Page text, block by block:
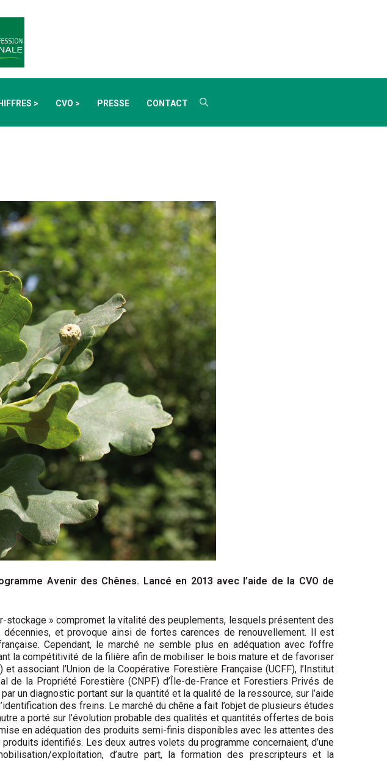
> CVO > PRESSE CONTACT
Avenir des Chênes. Lancé en 2013 avec l’aide de la CVO de
stockage » compromet la vitalité des peuplements, lesquels présentent des
et provoque ainsi de fortes carences de renouvellement. Il est
Cependant, le marché ne semble plus en adéquation avec l’offre
la compétitivité de la filière afin de mobiliser le bois mature et de favoriser
associant l’Union de la Coopérative Forestière Française (UCFF), l’Institut
de la Propriété Forestière (CNPF) d’Île-de-France et Forestiers Privés de
un diagnostic portant sur la quantité et la qualité de la ressource, sur l’aide
des freins. Le marché du chêne a fait l’objet de plusieurs études
a porté sur l’évolution probable des qualités et quantités offertes de bois
en adéquation des produits semi-finis disponibles avec les attentes des
identifiés. Les deux autres volets du programme concernaient, d’une
exploitation, d’autre part, la formation des prescripteurs et la